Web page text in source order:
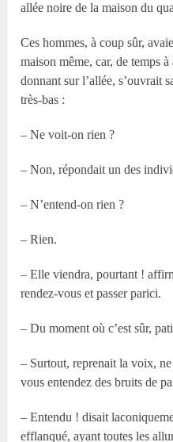
allée noire de la maison du
Ces hommes, à coup sûr,
maison même, car, de temps
donnant sur l’allée, s’ouvrait
très-bas :
– Ne voit-on rien ?
– Non, répondait un des
– N’entend-on rien ?
– Rien.
– Elle viendra, pourtant !
rendez-vous et passer parici.
– Du moment où c’est sûr,
– Surtout, reprenait la voix, ne
vous entendez des bruits de
– Entendu ! disait
efflanqué, ayant toutes les